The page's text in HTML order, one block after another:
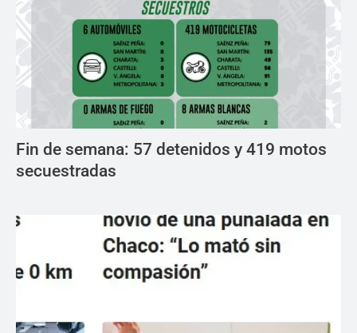
Fin de semana: 57 detenidos y 419 motos
secuestradas